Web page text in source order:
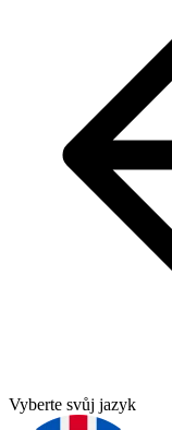
Vyberte svůj jazyk